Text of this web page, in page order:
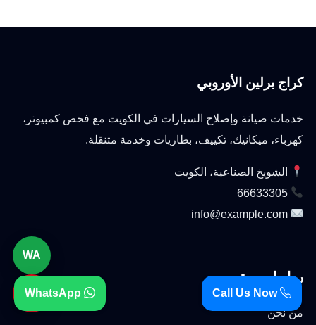
كراج برلين الأوروبي
خدمات صيانة وإصلاح السيارات في الكويت مع فحص كمبيوتر،
كهرباء، ميكانيك، تكييف، بطاريات وخدمة متنقلة.
الشويخ الصناعية، الكويت
66633305
info@example.com
روابط مهمة
من نحن
WA
☎ Call Us Now